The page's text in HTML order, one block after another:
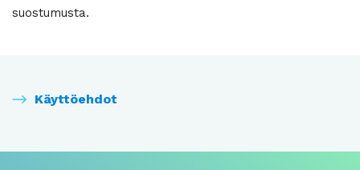
suostumusta.
Käyttöehdot